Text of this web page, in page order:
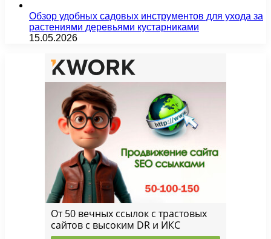
Обзор удобных садовых инструментов для ухода за
растениями деревьями кустарниками
15.05.2026